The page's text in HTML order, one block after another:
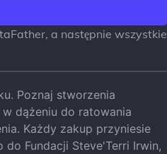
a następnie wszystkie
Poznaj stworzenia
dążeniu do ratowania
Każdy zakup przyniesie
Fundacji Steve'Terri Irwin,